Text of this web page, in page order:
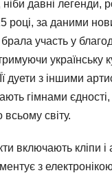
давні легенди,
році, за даними
участь у
українську
дуети з іншими
гімнами
світу.
включають кліпи
з